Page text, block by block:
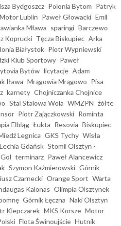
Bydgoszcz Polonia Bytom Patryk
Motor Lublin Paweł Głowacki Emil
Mława sparingi Barczewo
Koprucki Tęcza Biskupiec Arka
Białystok Piotr Wypniewski
Klub Sportowy Paweł
Bytów licytacje Adam
Iława Mrągowia Mrągowo Pisa
karnety Chojniczanka Chojnice
Stal Stalowa Wola WMZPN żółte
Piotr Zajączkowski Rominta
Elbląg Łukta Resovia Biskupiec
Legnica GKS Tychy Wisła
Lechia Gdańsk Stomil Olsztyn -
terminarz Paweł Alancewicz
Szymon Kaźmierowski Górnik
Czarnecki Orange Sport Warta
Kalonas Olimpia Olsztynek
Górnik Łęczna Naki Olsztyn
Klepczarek MKS Korsze Motor
Flota Świnoujście Hutnik